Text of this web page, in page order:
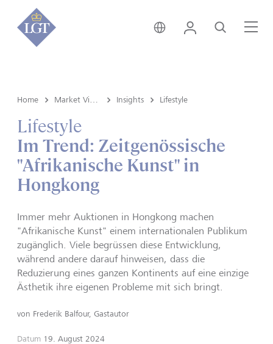
Deutschland • Deutsch
Login Suche
Home Insights Lifestyle
Lifestyle
Im Trend: Zeitgenössische
"Afrikanische Kunst" in
Hongkong
Immer mehr Auktionen in Hongkong machen
"Afrikanische Kunst" einem internationalen Publikum
zugänglich. Viele begrüssen diese Entwicklung,
während andere darauf hinweisen, dass die
Reduzierung eines ganzen Kontinents auf eine einzige
Ästhetik ihre eigenen Probleme mit sich bringt.
von Frederik Balfour, Gastautor
Datum 19. August 2024